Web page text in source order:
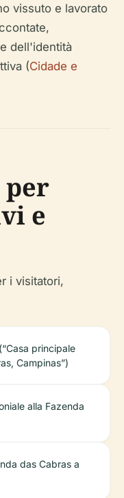
vissuto e lavorato
dell'identità
(Cidade e
per
e
i visitatori,
principale
Campinas”)
alla Fazenda
das Cabras a